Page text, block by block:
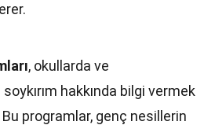
, okullarda ve
hakkında bilgi vermek
programlar, genç nesillerin